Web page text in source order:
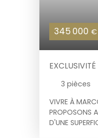
345 000 €
3 pièces
VIVRE À
PROPOSONS
D'UNE